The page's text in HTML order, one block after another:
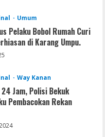
+ Portable Clean
+ Portable Windows
Umum
Pelaku Bobol Rumah Curi
di Karang Umpu.
Way Kanan
Jam, Polisi Bekuk
Pembacokan Rekan